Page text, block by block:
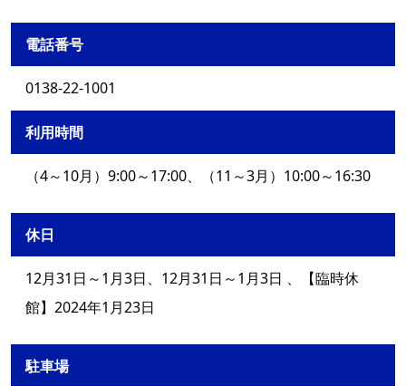
電話番号
0138-22-1001
利用時間
（4～10月）9:00～17:00、（11～3月）10:00～16:30
休日
12月31日～1月3日、12月31日～1月3日 、【臨時休
館】2024年1月23日
駐車場